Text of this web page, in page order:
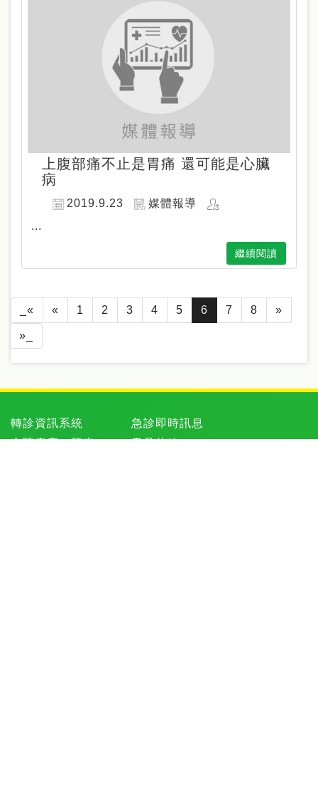
上腹部痛不止是胃痛 還可能是心臟
病
2019.9.23
媒體報導
...
繼續閱讀
_« « 1 2 3 4 5 6 7 8 »
»_
轉診資訊系統
急診即時訊息
全院病床一覽表
意見信箱